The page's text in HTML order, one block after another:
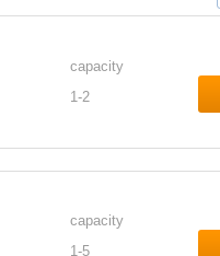
capacity
1-2
capacity
1-5